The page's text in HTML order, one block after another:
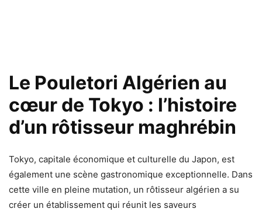
Le Pouletori Algérien au
cœur de Tokyo : l’histoire
d’un rôtisseur maghrébin
Tokyo, capitale économique et culturelle du Japon, est
également une scène gastronomique exceptionnelle. Dans
cette ville en pleine mutation, un rôtisseur algérien a su
créer un établissement qui réunit les saveurs